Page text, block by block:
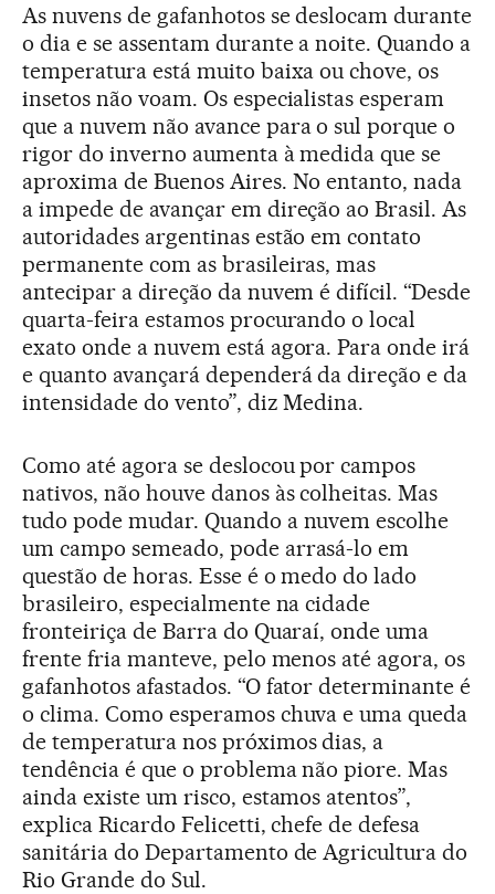
As nuvens de gafanhotos se deslocam durante
o dia e se assentam durante a noite. Quando a
temperatura está muito baixa ou chove, os
insetos não voam. Os especialistas esperam
que a nuvem não avance para o sul porque o
rigor do inverno aumenta à medida que se
aproxima de Buenos Aires. No entanto, nada
a impede de avançar em direção ao Brasil. As
autoridades argentinas estão em contato
permanente com as brasileiras, mas
antecipar a direção da nuvem é difícil. “Desde
quarta-feira estamos procurando o local
exato onde a nuvem está agora. Para onde irá
e quanto avançará dependerá da direção e da
intensidade do vento”, diz Medina.
Como até agora se deslocou por campos
nativos, não houve danos às colheitas. Mas
tudo pode mudar. Quando a nuvem escolhe
um campo semeado, pode arrasá-lo em
questão de horas. Esse é o medo do lado
brasileiro, especialmente na cidade
fronteiriça de Barra do Quaraí, onde uma
frente fria manteve, pelo menos até agora, os
gafanhotos afastados. “O fator determinante é
o clima. Como esperamos chuva e uma queda
de temperatura nos próximos dias, a
tendência é que o problema não piore. Mas
ainda existe um risco, estamos atentos”,
explica Ricardo Felicetti, chefe de defesa
sanitária do Departamento de Agricultura do
Rio Grande do Sul.